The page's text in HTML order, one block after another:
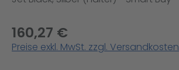
160,27 €
Preise exkl. MwSt. zzgl. Versandkosten